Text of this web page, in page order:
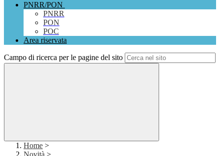
PNRR/PON
PNRR
PON
POC
Area riservata
Campo di ricerca per le pagine del sito
Home >